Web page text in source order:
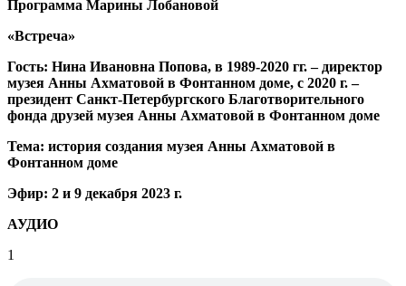
Программа Марины Лобановой
«Встреча»
Гость: Нина Ивановна Попова, в 1989-2020 гг. – директор
музея Анны Ахматовой в Фонтанном доме, с 2020 г. –
президент Санкт-Петербургского Благотворительного
фонда друзей музея Анны Ахматовой в Фонтанном доме
Тема: история создания музея Анны Ахматовой в
Фонтанном доме
Эфир: 2 и 9 декабря 2023 г.
АУДИО
1